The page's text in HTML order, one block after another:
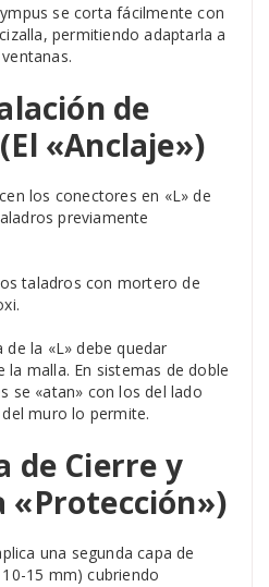
se corta fácilmente con
permitiendo adaptarla a
de
«Anclaje»)
los conectores en «L» de
previamente
taladros con mortero de
la «L» debe quedar
la malla. En sistemas de doble
se «atan» con los del lado
muro lo permite.
de Cierre y
«Protección»)
una segunda capa de
15 mm) cubriendo